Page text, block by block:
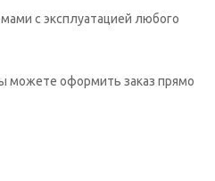
с эксплуатацией любого
можете оформить заказ прямо